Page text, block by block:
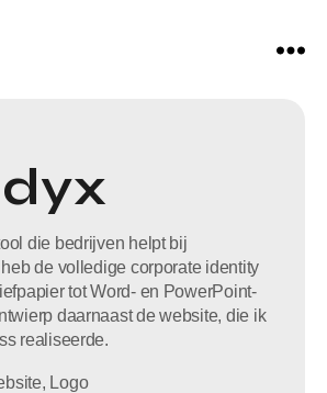
die bedrijven helpt bij
de volledige corporate identity
tot Word- en PowerPoint-
daarnaast de website, die ik
realiseerde.
Logo